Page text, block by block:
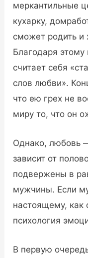
меркантильные
кухарку,
сможет родить и
Благодаря
считает себя
слов любви».
что ею грех не
миру то, что он
Однако, любовь
зависит от
подвержены в
мужчины. Если
настоящему, как
психология
В первую